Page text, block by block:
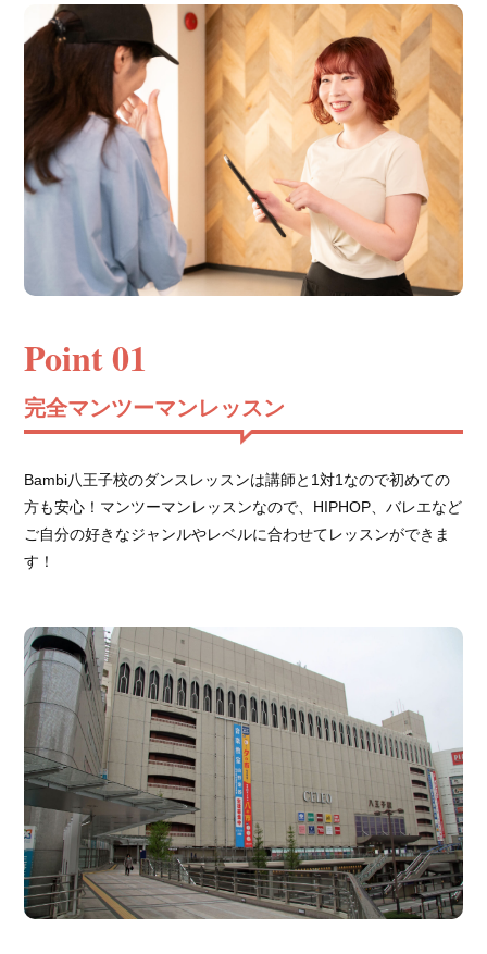
Point 01
完全マンツーマンレッスン
Bambi八王子校のダンスレッスンは講師と1対1なので初めての
方も安心！マンツーマンレッスンなので、HIPHOP、バレエなど
ご自分の好きなジャンルやレベルに合わせてレッスンができま
す！